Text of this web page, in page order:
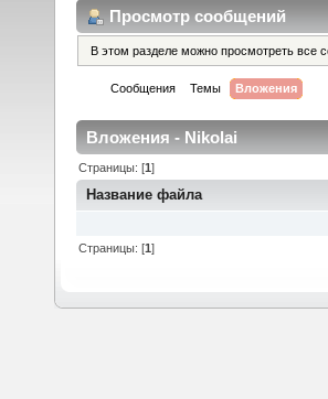
Просмотр сообщений
В этом разделе можно просмотреть все
Сообщения Темы Вложения
Вложения - Nikolai
Страницы: [1]
Название файла
Страницы: [1]